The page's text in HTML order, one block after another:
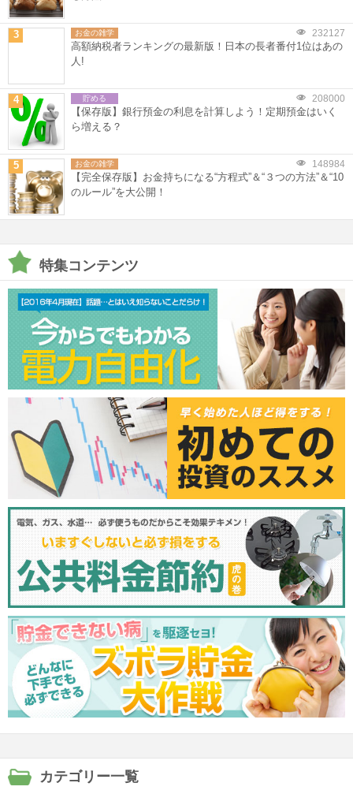
3 お金の雑学 232127
高額納税者ランキングの最新版！日本の長者番付1位はあの
人!
4 貯める 208000
【保存版】銀行預金の利息を計算しよう！定期預金はいく
ら増える？
5 お金の雑学 148984
【完全保存版】お金持ちになる“方程式”＆“３つの方法”＆“10
のルール”を大公開！
特集コンテンツ
カテゴリー一覧